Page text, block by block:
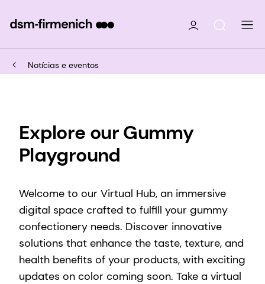
Notícias e eventos
Explore our Gummy
Playground
Welcome to our Virtual Hub, an immersive
digital space crafted to fulfill your gummy
confectionery needs. Discover innovative
solutions that enhance the taste, texture, and
health benefits of your products, with exciting
updates on color coming soon. Take a virtual